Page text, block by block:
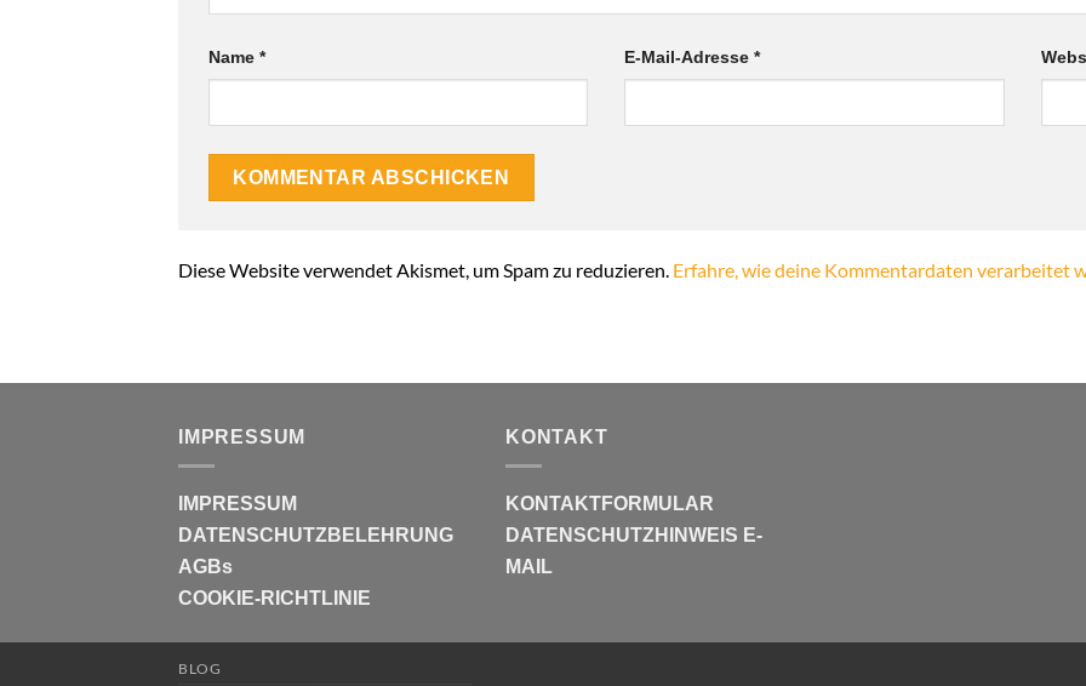
Name * E-Mail-Adresse*
Diese Website verwendet Akismet, um Spam zu reduzieren. Erfahre, wie deine Kommentardaten verarbeitet
IMPRESSUM
IMPRESSUM
DATENSCHUTZBELEHRUNG
AGBs
COOKIE-RICHTLINIE
KONTAKT
KONTAKTFORMULAR
DATENSCHUTZHINWEIS E-
MAIL
BLOG